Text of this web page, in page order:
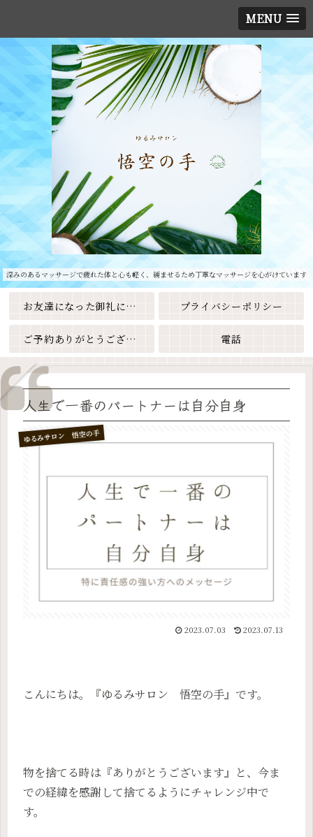
MENU
深みのあるマッサージで疲れた体と心も軽く、緩ませるため丁寧なマッサージを心がけています
お友達になった御礼に素敵なクーポンをプレゼント🎁 プライバシーポリシー
ご予約ありがとうございます 電話
人生で一番のパートナーは自分自身
ゆるみサロン 悟空の手
2023.07.03 2023.07.13
こんにちは。『ゆるみサロン 悟空の手』です。
物を捨てる時は『ありがとうございます』と、今ま
での経緯を感謝して捨てるようにチャレンジ中で
す。